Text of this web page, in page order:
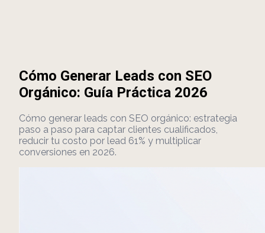
Cómo Generar Leads con SEO
Orgánico: Guía Práctica 2026
Cómo generar leads con SEO orgánico: estrategia
paso a paso para captar clientes cualificados,
reducir tu costo por lead 61% y multiplicar
conversiones en 2026.